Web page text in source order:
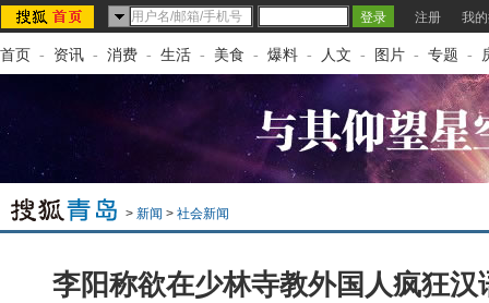
注册 我
首页 - 资讯 - 消费 - 生活 - 美食 - 爆料 - 人文 - 图片 - 专题 -
> 新闻 > 社会新闻
李阳称欲在少林寺教外国人疯狂汉